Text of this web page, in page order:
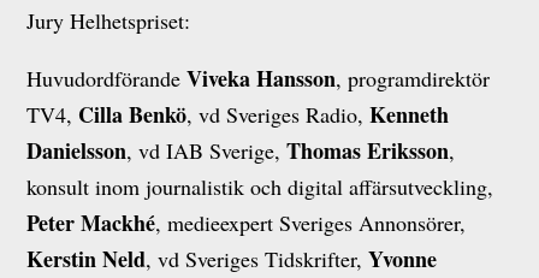
Jury Helhetspriset:
HuvudordförandeViveka Hansson, programdirektör
TV4, Cilla Benkö, vd Sveriges Radio,Kenneth
Danielsson, vd IAB Sverige,Thomas Eriksson,
konsult inom journalistik och digital affärsutveckling,
Peter Mackhé, medieexpert Sveriges Annonsörer,
Kerstin Neld, vd Sveriges Tidskrifter,Yvonne